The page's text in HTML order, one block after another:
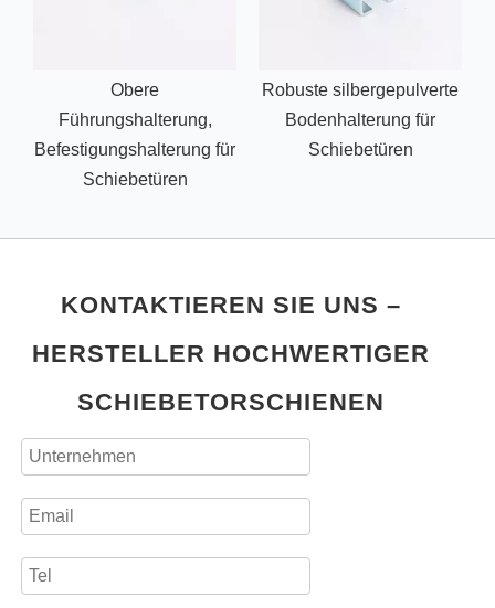
Obere
Führungshalterung,
Befestigungshalterung für
Schiebetüren
Robuste silbergepulverte
Bodenhalterung für
Schiebetüren
KONTAKTIEREN SIE UNS –
HERSTELLER HOCHWERTIGER
SCHIEBETORSCHIENEN